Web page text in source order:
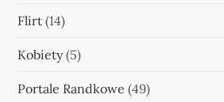
Flirt (14)
Kobiety(5)
Portale Randkowe (49)